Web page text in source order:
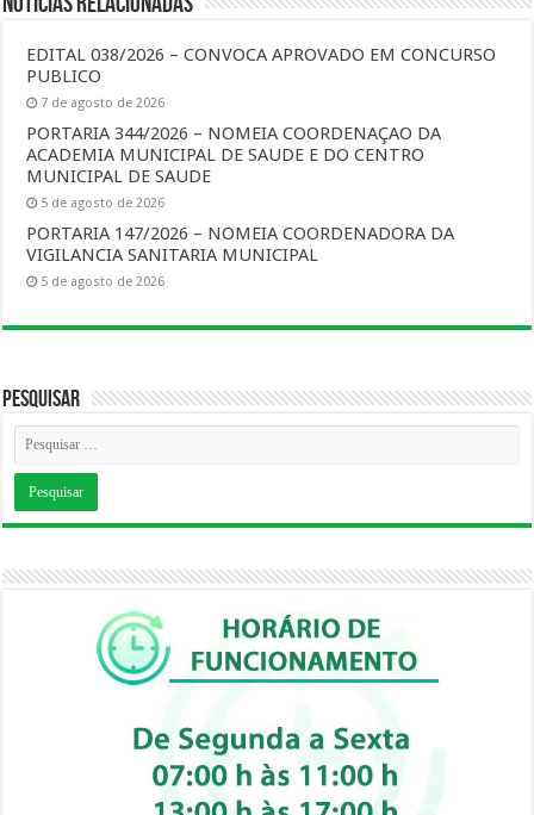
EDITAL 038/2026 – CONVOCA APROVADO EM CONCURSO
PUBLICO
7 de agosto de 2026
PORTARIA 344/2026 – NOMEIA COORDENAÇAO DA
ACADEMIA MUNICIPAL DE SAUDE E DO CENTRO
MUNICIPAL DE SAUDE
5 de agosto de 2026
PORTARIA 147/2026 – NOMEIA COORDENADORA DA
VIGILANCIA SANITARIA MUNICIPAL
5 de agosto de 2026
Pesquisar